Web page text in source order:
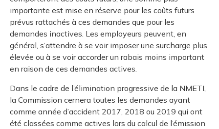
importante est mise en réserve pour les coûts futurs
prévus rattachés à ces demandes que pour les
demandes inactives. Les employeurs peuvent, en
général, s’attendre à se voir imposer une surcharge plus
élevée ou à se voir accorder un rabais moins important
en raison de ces demandes actives.
Dans le cadre de l’élimination progressive de la NMETI,
la Commission cernera toutes les demandes ayant
comme année d’accident 2017, 2018 ou 2019 qui ont
été classées comme actives lors du calcul de l’émission